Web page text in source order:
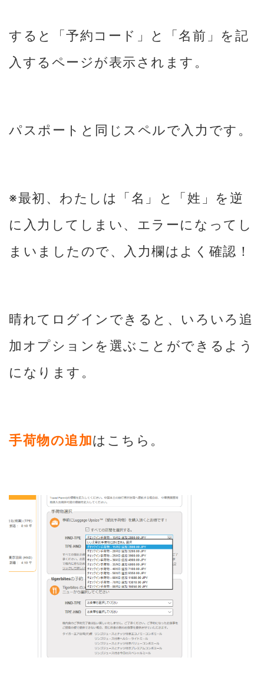
すると「予約コード」と「名前」を記
入するページが表示されます。
パスポートと同じスペルで入力です。
※最初、わたしは「名」と「姓」を逆
に入力してしまい、エラーになってし
まいましたので、入力欄はよく確認！
晴れてログインできると、いろいろ追
加オプションを選ぶことができるよう
になります。
手荷物の追加はこちら。